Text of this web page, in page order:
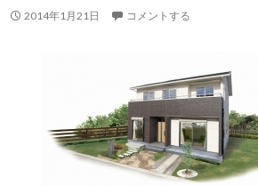
2014年1月21日 コメントする